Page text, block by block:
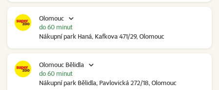
Olomouc
Nákupní park Haná, Kafkova 471/29, Olomouc
do 60 minut
Olomouc Bělidla
Nákupní park Bělidla, Pavlovická 272/18, Olomouc
do 60 minut